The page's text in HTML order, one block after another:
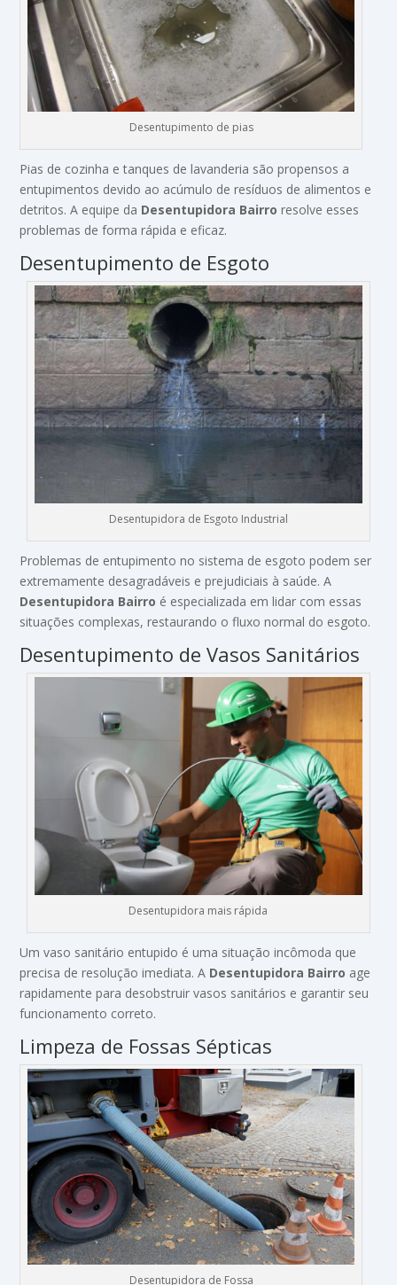
Desentupimento de pias
Pias de cozinha e tanques de lavanderia são propensos a
entupimentos devido ao acúmulo de resíduos de alimentos e
detritos. A equipe da Desentupidora Bairro resolve esses
problemas de forma rápida e eficaz.
Desentupimento de Esgoto
Desentupidora de Esgoto Industrial
Problemas de entupimento no sistema de esgoto podem ser
extremamente desagradáveis e prejudiciais à saúde. A
Desentupidora Bairro é especializada em lidar com essas
situações complexas, restaurando o fluxo normal do esgoto.
Desentupimento de Vasos Sanitários
Desentupidora mais rápida
Um vaso sanitário entupido é uma situação incômoda que
precisa de resolução imediata. A Desentupidora Bairro age
rapidamente para desobstruir vasos sanitários e garantir seu
funcionamento correto.
Limpeza de Fossas Sépticas
Desentupidora de Fossa